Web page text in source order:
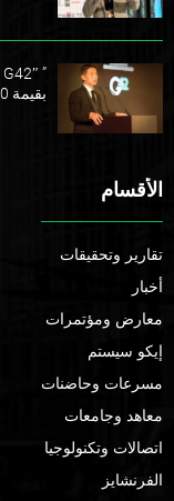
بقيمة 10 مليارات دولار للتكنولوجيا
الأقسام
تقارير وتحقيقات
أخبار
معارض ومؤتمرات
إيكو سيستم
مسرعات وحاضنات
معاهد وجامعات
اتصالات وتكنولوجيا
الفرنشايز